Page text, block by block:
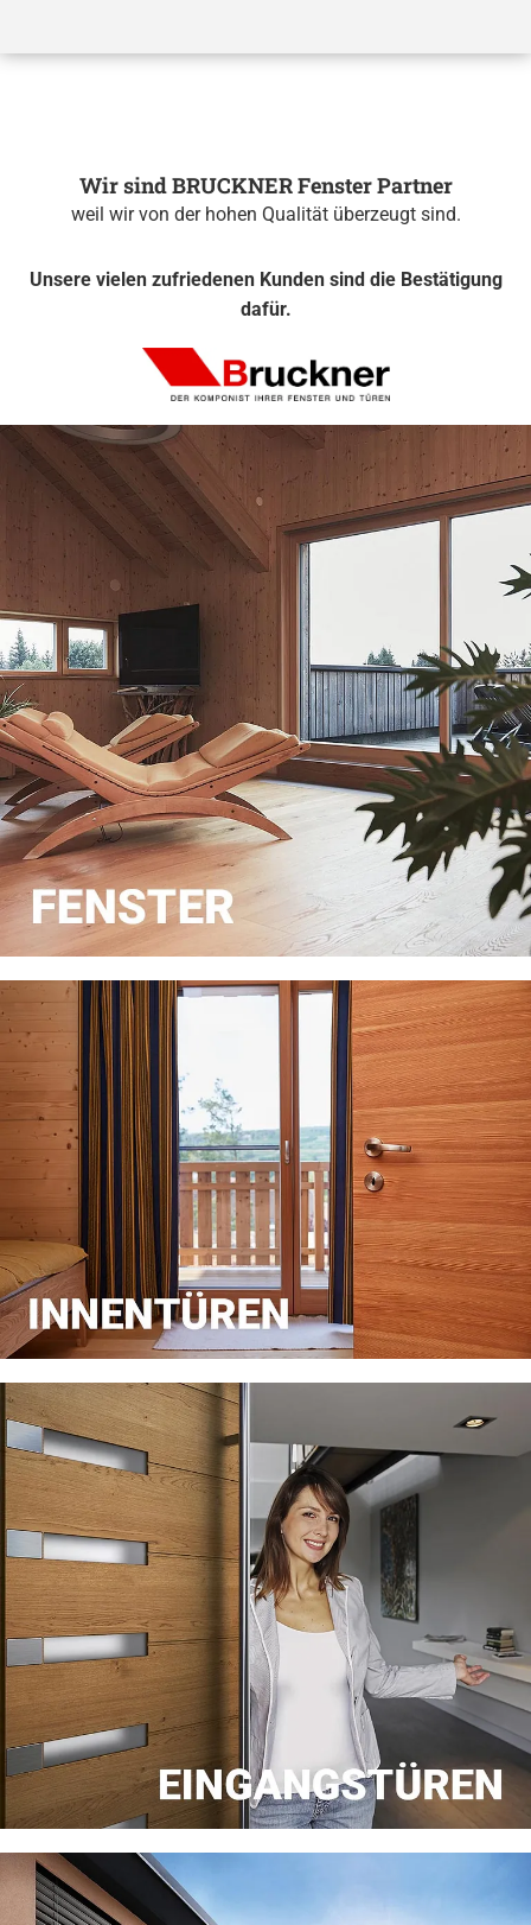
Wir sind BRUCK­NER Fens­ter Part­ner
weil wir von der hohen Qua­li­tät über­zeugt sind.
Un­se­re vie­len zu­frie­de­nen Kun­den sind die Be­stä­ti­gung
dafür.